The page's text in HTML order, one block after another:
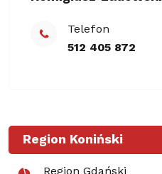
Telefon
512 405 872
Region Koniński